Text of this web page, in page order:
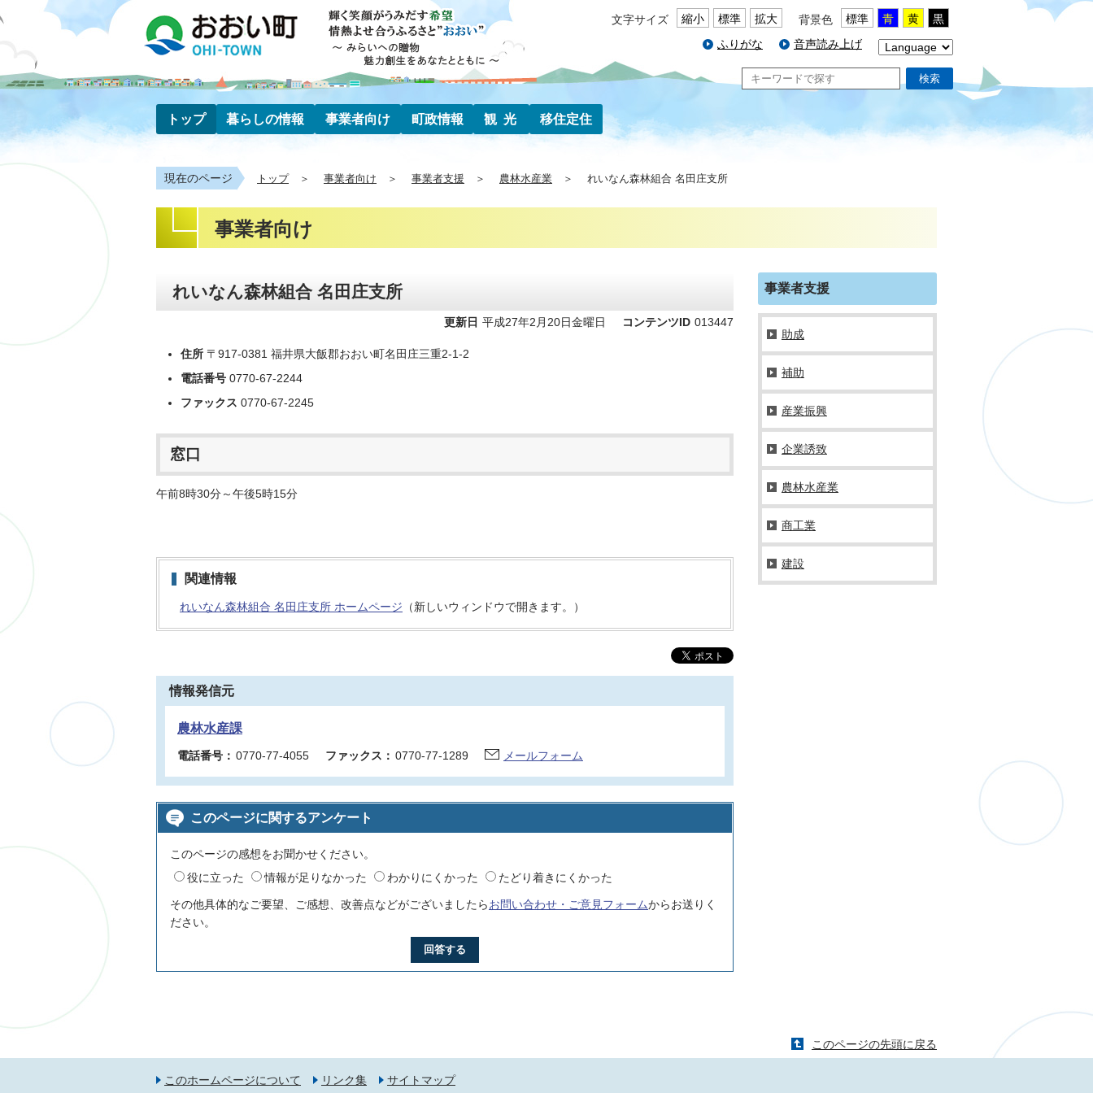
文字サイズ 縮小 標準 拡大 背景色 標準 青 黄
黒
ふりがな
音声読み上げ
検索
トップ 暮らしの情報 事業者向け 町政情報 観光 移住定住
現在のページ トップ 事業者向け 事業者支援 農林水産業 れいなん森林組合 名田庄支所
事業者向け
れいなん森林組合 名田庄支所
更新日 平成27年2月20日金曜日 コンテンツID 013447
住所 〒917-0381 福井県大飯郡おおい町名田庄三重2-1-2
電話番号 0770-67-2244
ファックス 0770-67-2245
窓口
午前8時30分～午後5時15分
関連情報
れいなん森林組合 名田庄支所 ホームページ （新しいウィンドウで開きます。）
情報発信元
農林水産課
電話番号： 0770-77-4055 ファックス： 0770-77-1289 メールフォーム
このページに関するアンケート
このページの感想をお聞かせください。
役に立った
情報が足りなかった わかりにくかった たどり着きにくかった
その他具体的なご要望、ご感想、改善点などがございましたらお問い合わせ・ご意見フォームからお送りく
ださい。
回答する
事業者支援
助成
補助
産業振興
企業誘致
農林水産業
商工業
建設
このページの先頭に戻る
このホームページについて リンク集 サイトマップ